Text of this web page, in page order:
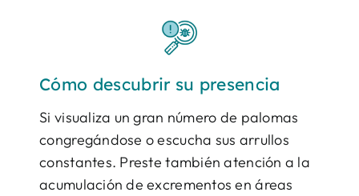
Cómo descubrir su presencia
Si visualiza un gran número de palomas
congregándose o escucha sus arrullos
constantes. Preste también atención a la
acumulación de excrementos en áreas